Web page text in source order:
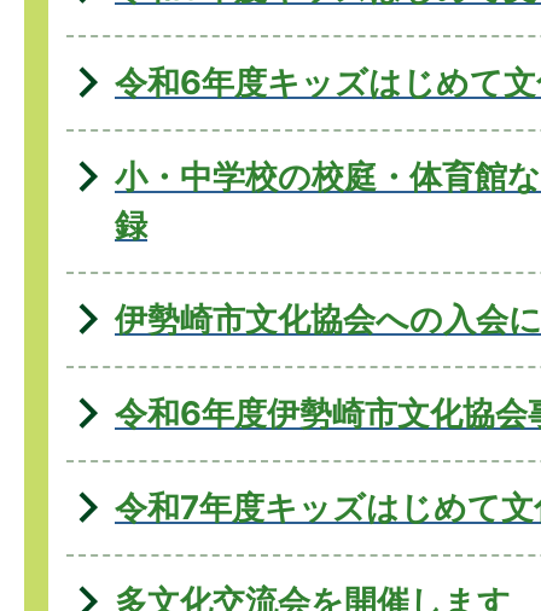
令和6年度キッズはじめて
小・中学校の校庭・体育館
録
伊勢崎市文化協会への入会
令和6年度伊勢崎市文化協会
令和7年度キッズはじめて
多文化交流会を開催します